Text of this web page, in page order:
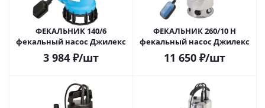
ФЕКАЛЬНИК 140/6
фекальный насос Джилекс
3 984 ₽/шт
ФЕКАЛЬНИК 260/10 Н
фекальный насос Джилекс
11 650 ₽/шт